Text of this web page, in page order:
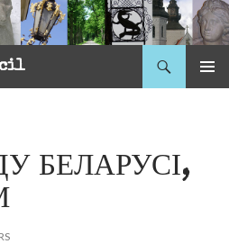
БЕЛАРУСІ,